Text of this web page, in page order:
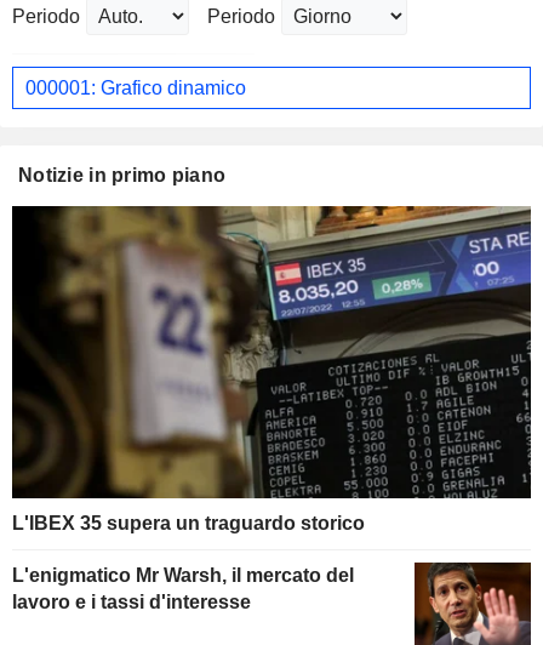
Periodo Periodo
000001: Grafico dinamico
Notizie in primo piano
L'IBEX 35 supera un traguardo storico
L'enigmatico Mr Warsh, il mercato del
lavoro e i tassi d'interesse